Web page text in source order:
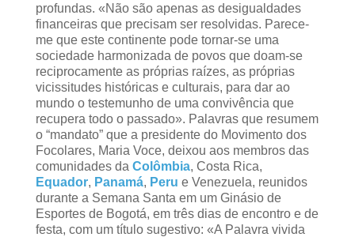
profundas. «Não são apenas as desigualdades
financeiras que precisam ser resolvidas. Parece-
me que este continente pode tornar-se uma
sociedade harmonizada de povos que doam-se
reciprocamente as próprias raízes, as próprias
vicissitudes históricas e culturais, para dar ao
mundo o testemunho de uma convivência que
recupera todo o passado». Palavras que resumem
o “mandato” que a presidente do Movimento dos
Focolares, Maria Voce, deixou aos membros das
comunidades da Colômbia, Costa Rica,
Equador, Panamá, Peru e Venezuela, reunidos
durante a Semana Santa em um Ginásio de
Esportes de Bogotá, em três dias de encontro e de
festa, com um título sugestivo: «A Palavra vivida